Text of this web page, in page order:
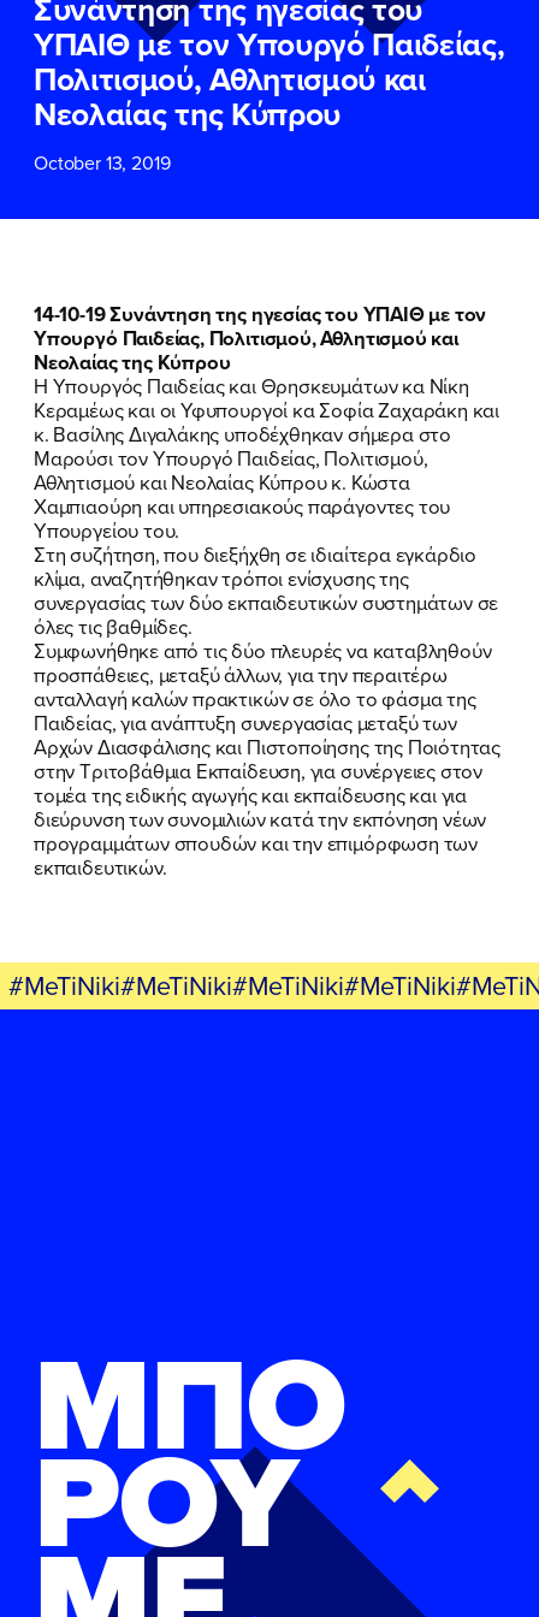
ΠΟΙΑ ΕΙΜΑΙ
ΕΡΓΟ
ΕΚΔΗΛΩΣΕΙΣ
ΝΕΑ
ΕΛΑ ΚΙ ΕΣΥ
ΥΠΑΙΘ με τον Υπουργό Παιδείας,
Πολιτισμού, Αθλητισμού και
Νεολαίας της Κύπρου
October 13, 2019
14-10-19 Συνάντηση της ηγεσίας του ΥΠΑΙΘ με τον
Υπουργό Παιδείας, Πολιτισμού, Αθλητισμού και
Νεολαίας της Κύπρου
Η Υπουργός Παιδείας και Θρησκευμάτων κα Νίκη
Κεραμέως και οι Υφυπουργοί κα Σοφία Ζαχαράκη και
κ. Βασίλης Διγαλάκης υποδέχθηκαν σήμερα στο
Μαρούσι τον Υπουργό Παιδείας, Πολιτισμού,
Αθλητισμού και Νεολαίας Κύπρου κ. Κώστα
Χαμπιαούρη και υπηρεσιακούς παράγοντες του
Υπουργείου του.
Στη συζήτηση, που διεξήχθη σε ιδιαίτερα εγκάρδιο
κλίμα, αναζητήθηκαν τρόποι ενίσχυσης της
συνεργασίας των δύο εκπαιδευτικών συστημάτων σε
όλες τις βαθμίδες.
Συμφωνήθηκε από τις δύο πλευρές να καταβληθούν
προσπάθειες, μεταξύ άλλων, για την περαιτέρω
ανταλλαγή καλών πρακτικών σε όλο το φάσμα της
Παιδείας, για ανάπτυξη συνεργασίας μεταξύ των
Αρχών Διασφάλισης και Πιστοποίησης της Ποιότητας
στην Τριτοβάθμια Εκπαίδευση, για συνέργειες στον
τομέα της ειδικής αγωγής και εκπαίδευσης και για
διεύρυνση των συνομιλιών κατά την εκπόνηση νέων
προγραμμάτων σπουδών και την επιμόρφωση των
εκπαιδευτικών.
ΜΠΟ
ΡΟΥ
ΕΠΙΘΕΤΟ*
ΤΗΛΕΦΩΝΟ*
EMAIL
Δεδομένων
και τους τους
Χρήσηςτου δικτυακού τόπου του
Πολιτικού Γραφείου της Βουλευτού
Νίκης Κεραμέως
ΥΠΟΒΟΛΗ
ΕΠΙΘΕΤΟ*
ΤΗΛΕΦΩΝΟ
EMAIL
Δεδομένων
και τους τους
Χρήσηςτου δικτυακού τόπου του
Πολιτικού Γραφείου της Βουλευτού
Νίκης Κεραμέως
ΥΠΟΒΟΛΗ